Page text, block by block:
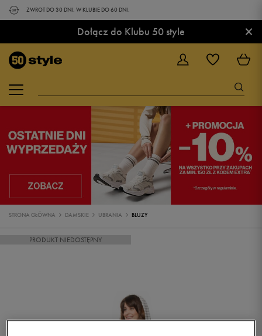
ZWROT DO 30 DNI. W KLUBIE DO 60 DNI.
Dołącz do Klubu 50 style ×
STRONA GŁÓWNA DAMSKIE UBRANIA BLUZY
PRODUKT NIEDOSTĘPNY